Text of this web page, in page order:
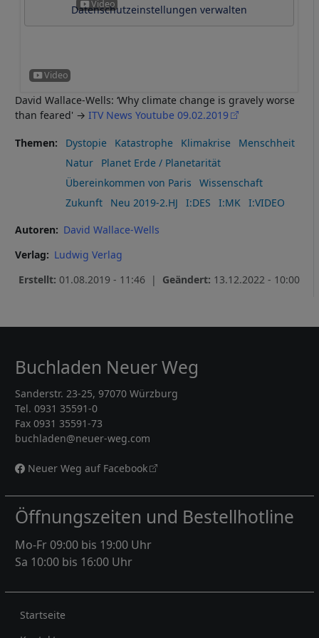
Datenschutzeinstellungen verwalten
David Wallace-Wells: ‘Why climate change is gravely worse
than feared' → ITV News Youtube 09.02.2019
Themen Dystopie Katastrophe Klimakrise
Menschheit
Natur
Planet Erde / Planetarität
Übereinkommen von Paris
Wissenschaft
Zukunft
Neu 2019-2.HJ I:DES I:MK I:VIDEO
Autoren
David Wallace-Wells
Verlag
Ludwig Verlag
Erstellt: 01.08.2019 - 11:46 | Geändert: 13.12.2022 - 10:00
Buchladen Neuer Weg
Sanderstr. 23-25, 97070 Würzburg
Tel. 0931 35591-0
Fax 0931 35591-73
buchladen@neuer-weg.com
Neuer Weg auf Facebook
Öffnungszeiten und Bestellhotline
Mo-Fr 09:00 bis 19:00 Uhr
Sa 10:00 bis 16:00 Uhr
Rechtliches
Startseite